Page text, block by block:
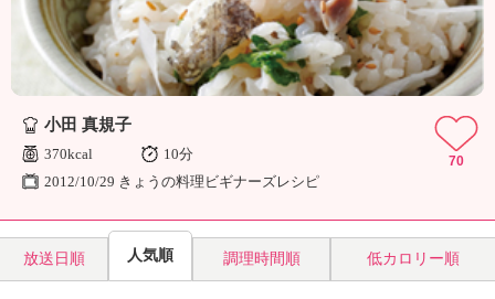
」
小田 真規子
370kcal
10分
2012/10/29 きょうの料理ビギナーズレシピ
70
放送日順 人気順 調理時間順 低カロリー順